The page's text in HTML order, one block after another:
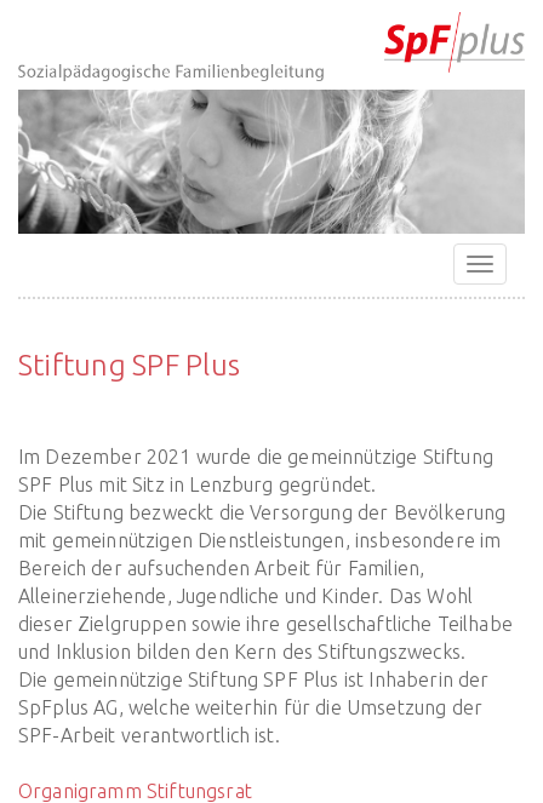
(Accesskey
Hauptnavigation
(Accesskey
Inhalt
(Accesskey
ein-/
Stiftung SPF Plus
Im Dezember 2021 wurde die gemeinnützige Stiftung
SPF Plus mit Sitz in Lenzburg gegründet.
Die Stiftung bezweckt die Versorgung der Bevölkerung
mit gemeinnützigen Dienstleistungen, insbesondere im
Bereich der aufsuchenden Arbeit für Familien,
Alleinerziehende, Jugendliche und Kinder. Das Wohl
dieser Zielgruppen sowie ihre gesellschaftliche Teilhabe
und Inklusion bilden den Kern des Stiftungszwecks.
Die gemeinnützige Stiftung SPF Plus ist Inhaberin der
SpFplus AG, welche weiterhin für die Umsetzung der
SPF-Arbeit verantwortlich ist.
Organigramm Stiftungsrat